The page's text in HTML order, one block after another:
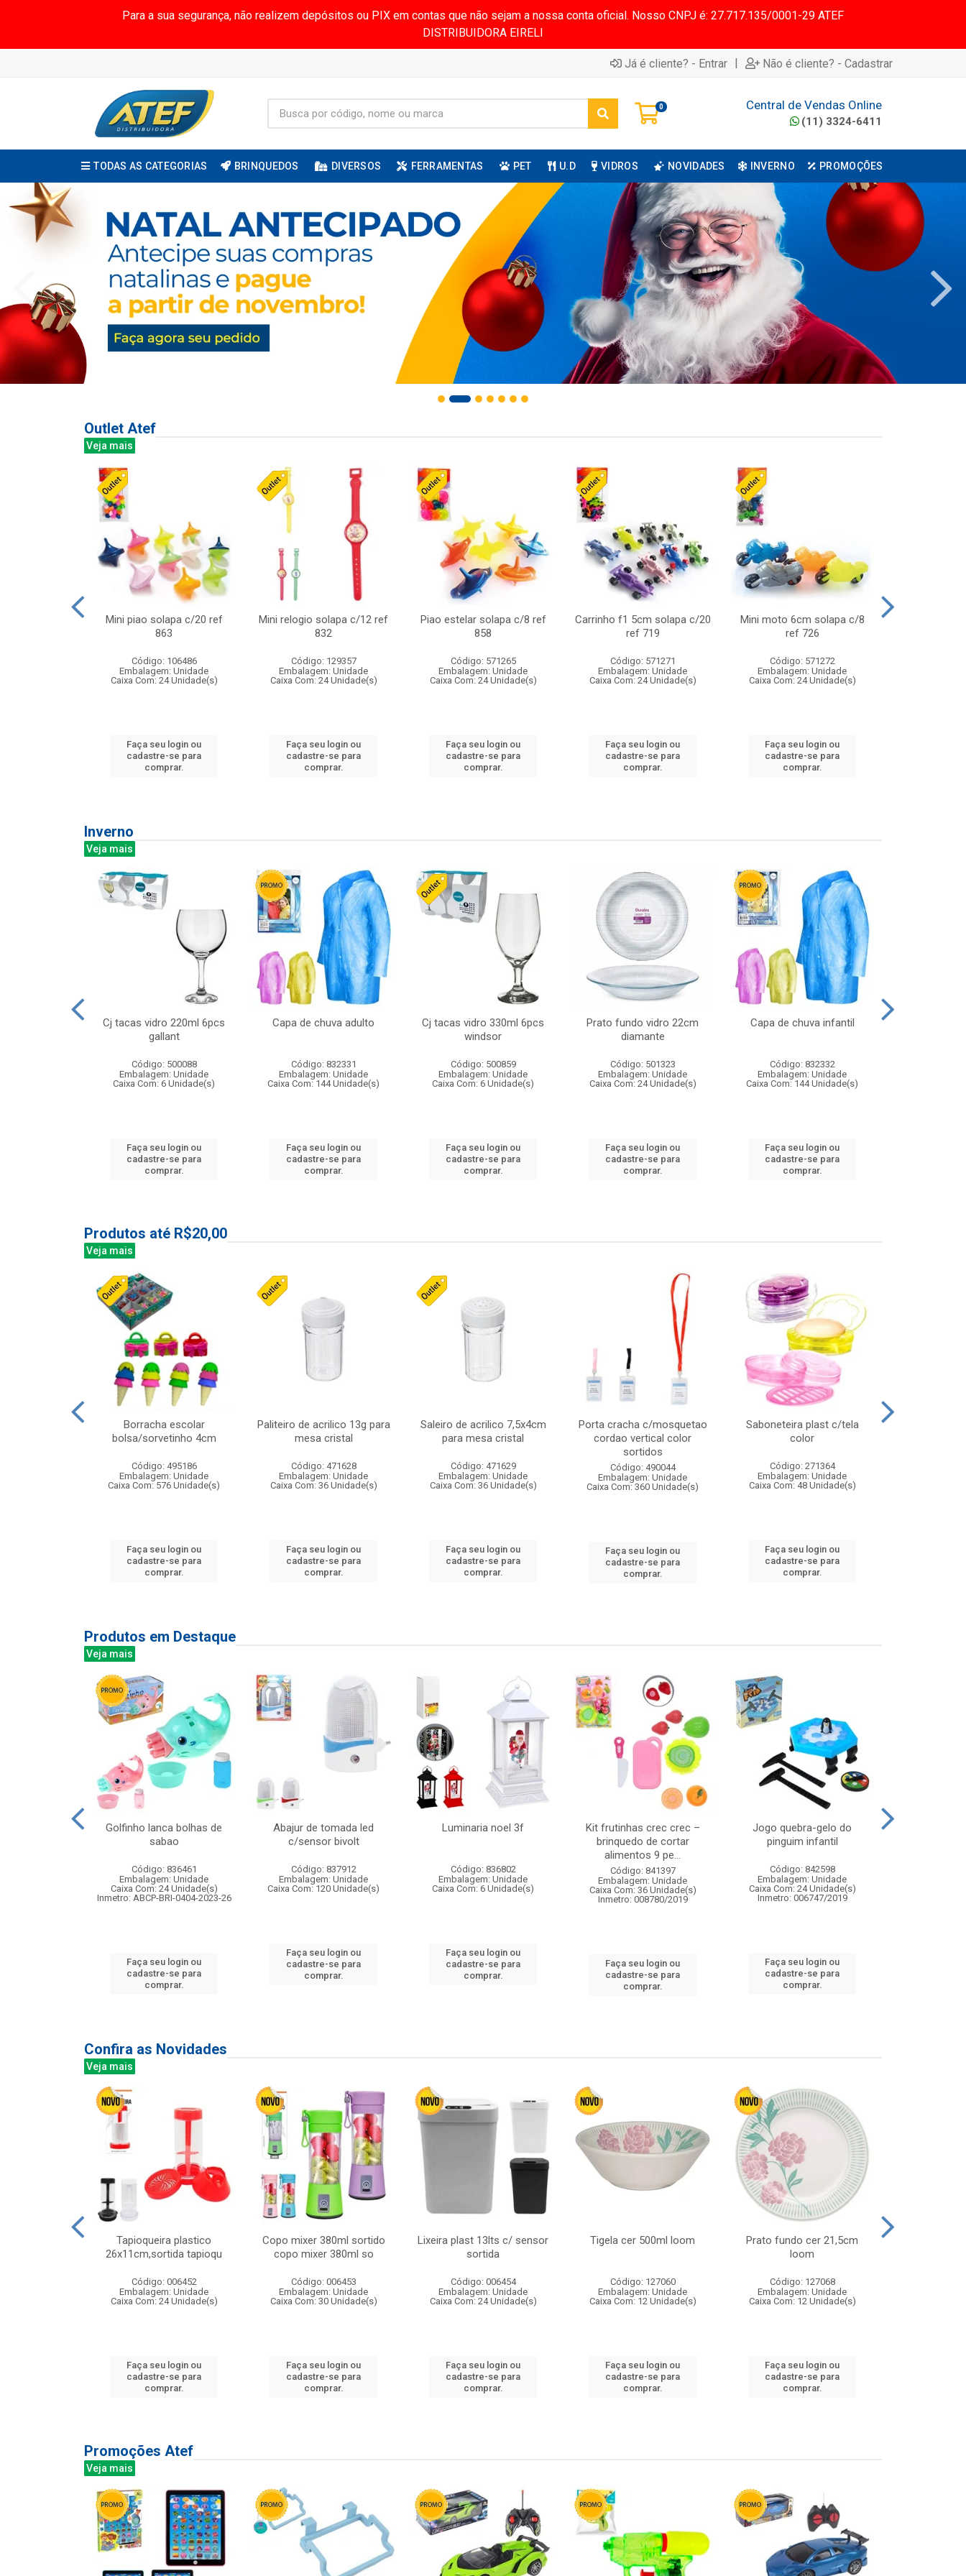
Para a sua segurança, não realizem depósitos ou PIX em contas que não sejam a nossa conta oficial. Nosso CNPJ é: 27.717.135/0001-29 ATEF
DISTRIBUIDORA EIRELI
Já é cliente? - Entrar | Não é cliente? - Cadastrar
0 Central de Vendas Online
(11) 3324-6411
TODAS AS CATEGORIAS BRINQUEDOS DIVERSOS FERRAMENTAS PET U.D VIDROS NOVIDADES INVERNO PROMOÇÕES
Outlet Atef
Veja mais
Mini piao solapa c/20 ref
863
Código: 106486
Embalagem: Unidade
Caixa Com: 24 Unidade(s)
Faça seu login ou
cadastre-se para
comprar.
Mini relogio solapa c/12 ref
832
Código: 129357
Embalagem: Unidade
Caixa Com: 24 Unidade(s)
Faça seu login ou
cadastre-se para
comprar.
Piao estelar solapa c/8 ref
858
Código: 571265
Embalagem: Unidade
Caixa Com: 24 Unidade(s)
Faça seu login ou
cadastre-se para
comprar.
Carrinho f1 5cm solapa c/20
ref 719
Código: 571271
Embalagem: Unidade
Caixa Com: 24 Unidade(s)
Faça seu login ou
cadastre-se para
comprar.
Mini moto 6cm solapa c/8
ref 726
Código: 571272
Embalagem: Unidade
Caixa Com: 24 Unidade(s)
Faça seu login ou
cadastre-se para
comprar.
Inverno
Veja mais
Cj tacas vidro 220ml 6pcs
gallant
Código: 500088
Embalagem: Unidade
Caixa Com: 6 Unidade(s)
Faça seu login ou
cadastre-se para
comprar.
Capa de chuva adulto
Código: 832331
Embalagem: Unidade
Caixa Com: 144 Unidade(s)
Faça seu login ou
cadastre-se para
comprar.
Cj tacas vidro 330ml 6pcs
windsor
Código: 500859
Embalagem: Unidade
Caixa Com: 6 Unidade(s)
Faça seu login ou
cadastre-se para
comprar.
Prato fundo vidro 22cm
diamante
Código: 501323
Embalagem: Unidade
Caixa Com: 24 Unidade(s)
Faça seu login ou
cadastre-se para
comprar.
Capa de chuva infantil
Código: 832332
Embalagem: Unidade
Caixa Com: 144 Unidade(s)
Faça seu login ou
cadastre-se para
comprar.
Produtos até R$20,00
Veja mais
Borracha escolar
bolsa/sorvetinho 4cm
Código: 495186
Embalagem: Unidade
Caixa Com: 576 Unidade(s)
Faça seu login ou
cadastre-se para
comprar.
Paliteiro de acrilico 13g para
mesa cristal
Código: 471628
Embalagem: Unidade
Caixa Com: 36 Unidade(s)
Faça seu login ou
cadastre-se para
comprar.
Saleiro de acrilico 7,5x4cm
para mesa cristal
Código: 471629
Embalagem: Unidade
Caixa Com: 36 Unidade(s)
Faça seu login ou
cadastre-se para
comprar.
Porta cracha c/mosquetao
cordao vertical color
sortidos
Código: 490044
Embalagem: Unidade
Caixa Com: 360 Unidade(s)
Faça seu login ou
cadastre-se para
comprar.
Saboneteira plast c/tela
color
Código: 271364
Embalagem: Unidade
Caixa Com: 48 Unidade(s)
Faça seu login ou
cadastre-se para
comprar.
Produtos em Destaque
Veja mais
Golfinho lanca bolhas de
sabao
Código: 836461
Embalagem: Unidade
Caixa Com: 24 Unidade(s)
Inmetro: ABCP-BRI-0404-2023-26
Faça seu login ou
cadastre-se para
comprar.
Abajur de tomada led
c/sensor bivolt
Código: 837912
Embalagem: Unidade
Caixa Com: 120 Unidade(s)
Faça seu login ou
cadastre-se para
comprar.
Luminaria noel 3f
Código: 836802
Embalagem: Unidade
Caixa Com: 6 Unidade(s)
Faça seu login ou
cadastre-se para
comprar.
Kit frutinhas crec crec –
brinquedo de cortar
alimentos 9 pe...
Código: 841397
Embalagem: Unidade
Caixa Com: 36 Unidade(s)
Inmetro: 008780/2019
Faça seu login ou
cadastre-se para
comprar.
Jogo quebra-gelo do
pinguim infantil
Código: 842598
Embalagem: Unidade
Caixa Com: 24 Unidade(s)
Inmetro: 006747/2019
Faça seu login ou
cadastre-se para
comprar.
Confira as Novidades
Veja mais
Tapioqueira plastico
26x11cm,sortida tapioqu
Código: 006452
Embalagem: Unidade
Caixa Com: 24 Unidade(s)
Faça seu login ou
cadastre-se para
comprar.
Copo mixer 380ml sortido
copo mixer 380ml so
Código: 006453
Embalagem: Unidade
Caixa Com: 30 Unidade(s)
Faça seu login ou
cadastre-se para
comprar.
Lixeira plast 13lts c/ sensor
sortida
Código: 006454
Embalagem: Unidade
Caixa Com: 24 Unidade(s)
Faça seu login ou
cadastre-se para
comprar.
Tigela cer 500ml loom
Código: 127060
Embalagem: Unidade
Caixa Com: 12 Unidade(s)
Faça seu login ou
cadastre-se para
comprar.
Prato fundo cer 21,5cm
loom
Código: 127068
Embalagem: Unidade
Caixa Com: 12 Unidade(s)
Faça seu login ou
cadastre-se para
comprar.
Promoções Atef
Veja mais